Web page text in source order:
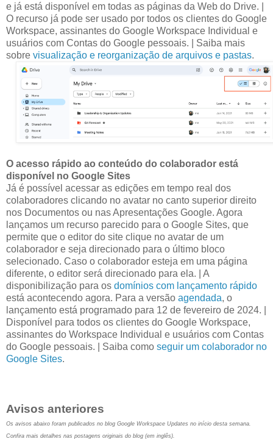
e já está disponível em todas as páginas da Web do Drive. |
O recurso já pode ser usado por todos os clientes do Google
Workspace, assinantes do Google Workspace Individual e
usuários com Contas do Google pessoais. | Saiba mais
sobre visualização e reorganização de arquivos e pastas.
O acesso rápido ao conteúdo do colaborador está
disponível no Google Sites
Já é possível acessar as edições em tempo real dos
colaboradores clicando no avatar no canto superior direito
nos Documentos ou nas Apresentações Google. Agora
lançamos um recurso parecido para o Google Sites, que
permite que o editor do site clique no avatar de um
colaborador e seja direcionado para o último bloco
selecionado. Caso o colaborador esteja em uma página
diferente, o editor será direcionado para ela. | A
disponibilização para os domínios com lançamento rápido
está acontecendo agora. Para a versão agendada, o
lançamento está programado para 12 de fevereiro de 2024. |
Disponível para todos os clientes do Google Workspace,
assinantes do Workspace Individual e usuários com Contas
do Google pessoais. | Saiba como seguir um colaborador no
Google Sites.
Avisos anteriores
Os avisos abaixo foram publicados no blog Google Workspace Updates no início desta semana.
Confira mais detalhes nas postagens originais do blog (em inglês).